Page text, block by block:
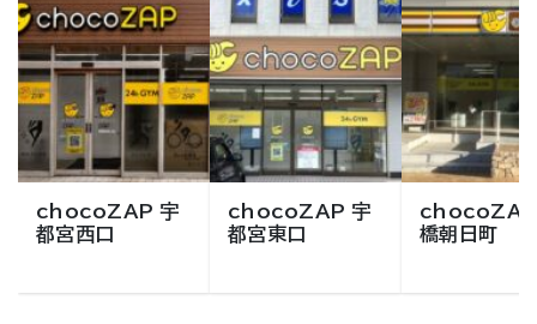
chocoZAP 宇
都宮西口
chocoZAP 宇
都宮東口
chocoZAP
橋朝日町